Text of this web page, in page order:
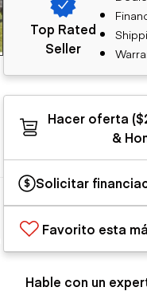
Top Rated
Seller
Hacer oferta
&
Solicitar
Favorito esta
Hable con un